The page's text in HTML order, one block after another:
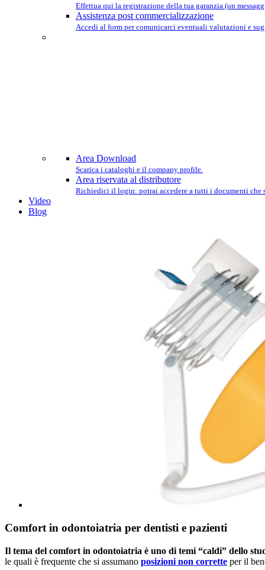
Effettua qui la registrazione della tua garanzia (un
Assistenza post commercializzazione
Accedi al form per comunicarci eventuali valutazioni e
Area Download
Scarica i cataloghi e il company profile.
Area riservata al distributore
Richiedici il login: potrai accedere a tutti i documenti che
Video
Blog
Comfort in odontoiatria per dentisti e pazienti
Il tema del comfort in odontoiatria è uno di temi “caldi” dello
le quali è frequente che si assumano posizioni non corrette per il